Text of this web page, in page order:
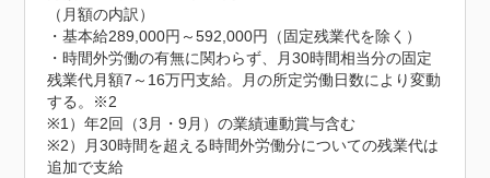
（月額の内訳）
・基本給289,000円～592,000円（固定残業代を除く）
・時間外労働の有無に関わらず、月30時間相当分の固定
残業代月額7～16万円支給。月の所定労働日数により変動
する。※2
※1）年2回（3月・9月）の業績連動賞与含む
※2）月30時間を超える時間外労働分についての残業代は
追加で支給